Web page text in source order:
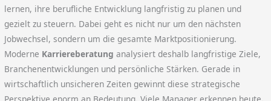
lernen, ihre berufliche Entwicklung langfristig zu planen und
gezielt zu steuern. Dabei geht es nicht nur um den nächsten
Jobwechsel, sondern um die gesamte Marktpositionierung.
Moderne Karriereberatung analysiert deshalb langfristige Ziele,
Branchenentwicklungen und persönliche Stärken. Gerade in
wirtschaftlich unsicheren Zeiten gewinnt diese strategische
Perspektive enorm an Bedeutung. Viele Manager erkennen heute,